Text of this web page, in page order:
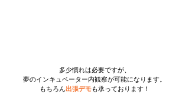
多少慣れは必要ですが、
夢のインキュベーター内観察が可能になります。
もちろん出張デモも承っております！